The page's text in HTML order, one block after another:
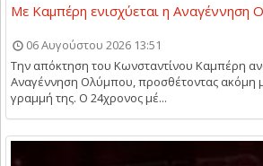
Με Καμπέρη ενισχύεται η Αναγέννηση
06 Αυγούστου 2026 13:51
Την απόκτηση του Κωνσταντίνου Καμπέρη
Αναγέννηση Ολύμπου, προσθέτοντας ακόμη
γραμμή της. Ο 24χρονος μέ...